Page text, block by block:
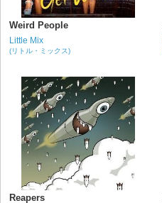
Weird People
Little Mix
(リトル・ミックス)
Reapers